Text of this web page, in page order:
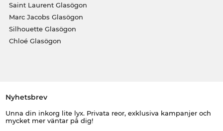
Saint Laurent Glasögon
Marc Jacobs Glasögon
Silhouette Glasögon
Chloé Glasögon
Nyhetsbrev
Unna din inkorg lite lyx. Privata reor, exklusiva kampanjer och
mycket mer väntar på dig!